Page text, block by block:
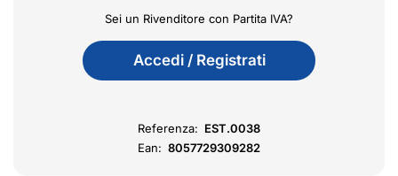
Sei un Rivenditore con Partita IVA?
Accedi / Registrati
Referenza: EST.0038
Ean: 8057729309282